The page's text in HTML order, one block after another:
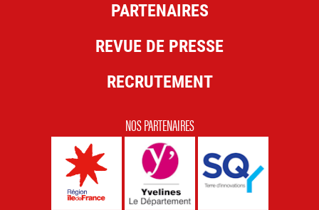
PARTENAIRES
REVUE DE PRESSE
RECRUTEMENT
NOS PARTENAIRES